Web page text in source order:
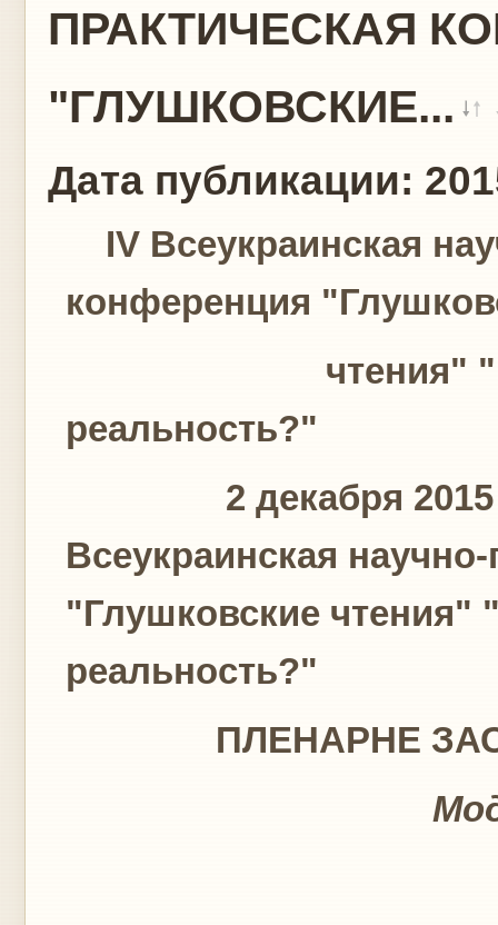
ПРАКТИЧЕСКАЯ
"ГЛУШКОВСКИЕ...
Дата публикации:
IV Всеукраинская
конференция
чтения"
реальность?"
2 декабря 2015 г.
Всеукраинская
"Глушковские
реальность?"
ПЛЕНАРНЕ